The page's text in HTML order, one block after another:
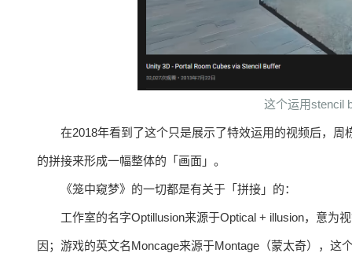
这个运用stencil
在2018年看到了这个只是展示了特效运用的视频后，
的拼接来形成一幅整体的「画面」。
《笼中窥梦》的一切都是有关于「拼接」的：
工作室的名字Optillusion来源于Optical + illusion，意为
因；游戏的英文名Moncage来源于Montage（蒙太奇），